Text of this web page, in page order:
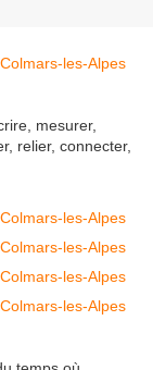
mesurer,
relier, connecter,